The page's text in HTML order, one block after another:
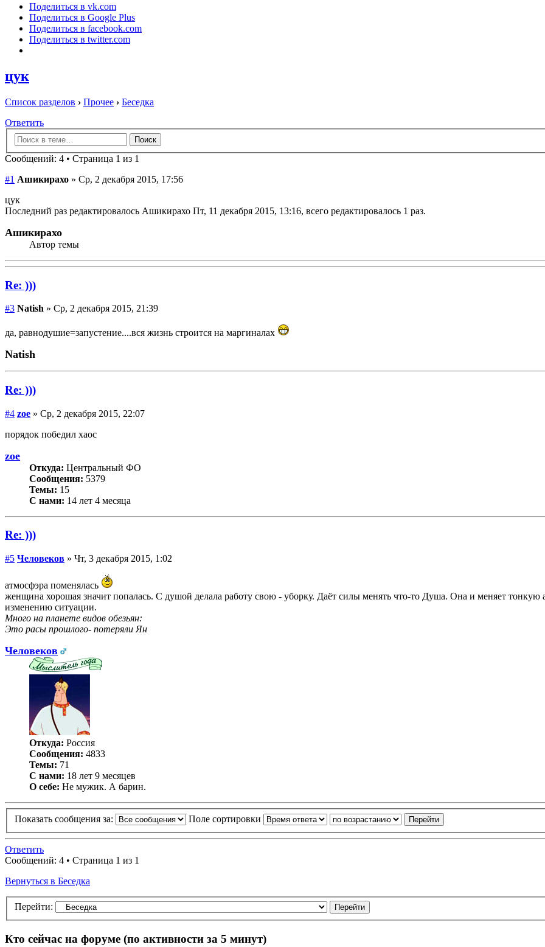
Поделиться в vk.com
Поделиться в Google Plus
Поделиться в facebook.com
Поделиться в twitter.com
цук
Список разделов › Прочее › Беседка
Ответить
Сообщений: 4 • Страница 1 из 1
#1 Ашикирахо » Ср, 2 декабря 2015, 17:56
цук
Последний раз редактировалось Ашикирахо Пт, 11 декабря 2015, 13:16, всего редактировалось 1 раз.
Ашикирахо
Автор темы
Re: )))
#3 Natish » Ср, 2 декабря 2015, 21:39
да, равнодушие=запустение....вся жизнь строится на маргиналах
Natish
Re: )))
#4 zoe » Ср, 2 декабря 2015, 22:07
порядок победил хаос
zoe
Откуда: Центральный ФО
Сообщения: 5379
Темы: 15
С нами: 14 лет 4 месяца
Re: )))
#5 Человеков » Чт, 3 декабря 2015, 1:02
атмосфэра поменялась
женщина хорошая значит попалась. С душой делала работу свою - уборку. Даёт силы менять что-то Душа. Она и меняет
изменению ситуации.
Много на планете видов обезьян:
Это расы прошлого- потеряли Ян
Человеков
Откуда: Россия
Сообщения: 4833
Темы: 71
С нами: 18 лет 9 месяцев
О себе: Не мужик. А барин.
Показать сообщения за: Поле сортировки
Ответить
Сообщений: 4 • Страница 1 из 1
Вернуться в Беседка
Перейти:
Кто сейчас на форуме (по активности за 5 минут)